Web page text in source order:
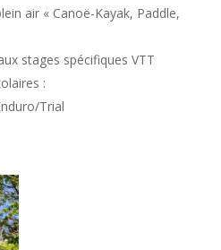
air « Canoë-Kayak, Paddle,
stages spécifiques VTT
:
Trial